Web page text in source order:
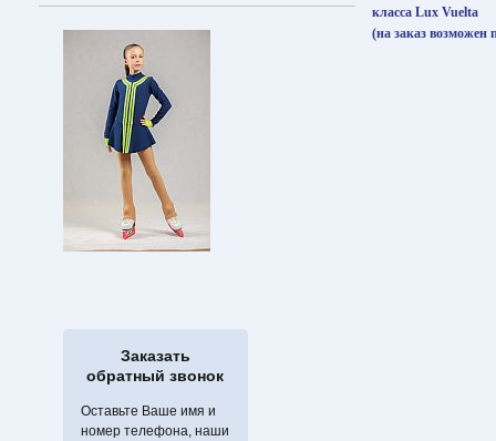
Заказать
обратный звонок
Оставьте Ваше имя и
номер телефона, наши
класса Lux Vuelta
(на заказ возможен